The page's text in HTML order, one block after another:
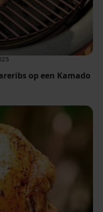
op een Kamado